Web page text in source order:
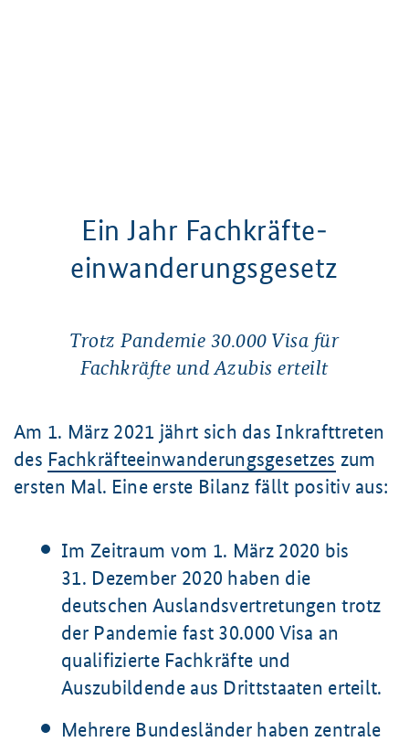
Ein Jahr Fach­­kräfte­­
einwanderungsgesetz
Trotz Pandemie 30.000 Visa für
Fachkräfte und Azubis erteilt
Am 1. März 2021 jährt sich das Inkrafttreten
des Fachkräfteeinwanderungsgesetzes zum
ersten Mal. Eine erste Bilanz fällt positiv aus:
Im Zeitraum vom 1. März 2020 bis
31. Dezember 2020 haben die
deutschen Auslandsvertretungen trotz
der Pandemie fast 30.000 Visa an
qualifizierte Fachkräfte und
Auszubildende aus Drittstaaten erteilt.
Mehrere Bundesländer haben zentrale